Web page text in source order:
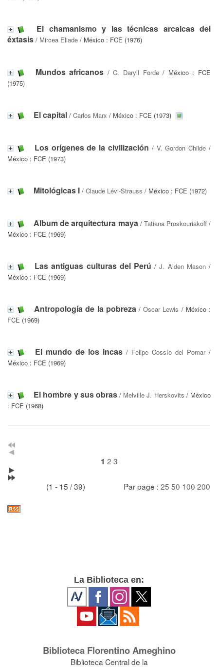
El chamanismo y las técnicas arcaicas del
éxtasis / Mircea Eliade / México : FCE (1976)
Mundos africanos /C. Daryll Forde/ México : FCE
(1975)
El capital / Carlos Marx / México : FCE (1973)
Los orígenes de la civilización / V. Gordon Childe /
México : FCE (1973)
Mitológicas I / Claude Lévi-Strauss / México : FCE (1972)
Album de arquitectura maya/ Tatiana Proskouriakoff/
México : FCE (1969)
Las antiguas culturas del Perú /J. Alden Mason/
México : FCE (1969)
Antropología de la pobreza/Oscar Lewis / México :
FCE (1969)
El mundo de los incas / Felipe Cossío del Pomar/
México : FCE (1969)
El hombre y sus obras/ Melville J. Herskovits / México
: FCE (1968)
1 2 3
(1 - 15 / 39) Par page : 25 50 100 200
La Biblioteca en:
Biblioteca Florentino Ameghino
Biblioteca Central de la